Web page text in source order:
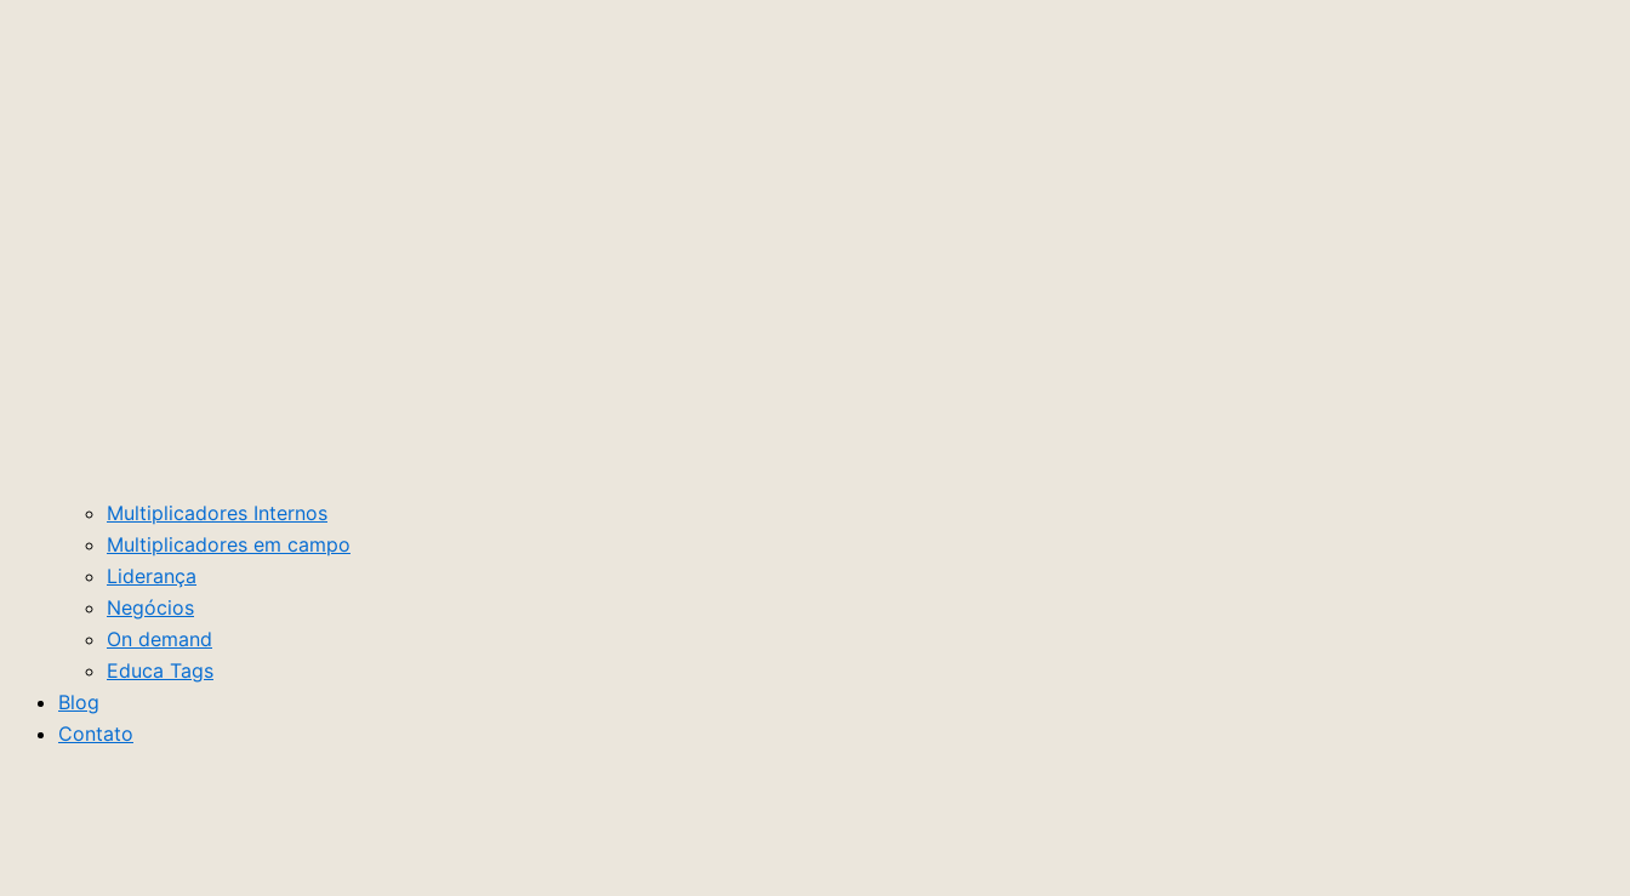
Multiplicadores Internos
Multiplicadores em campo
Liderança
Negócios
On demand
Educa Tags
Blog
Contato